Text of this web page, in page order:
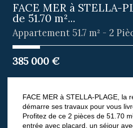
FACE MER à STELLA-
de 51.70 m²...
Appartement 51.7 m² - 2
385 000 €
FACE MER à STELLA-PLAGE, la
démarre ses travaux pour vous
Profitez de ce 2 pièces de 51.70
entrée avec placard, un séjour